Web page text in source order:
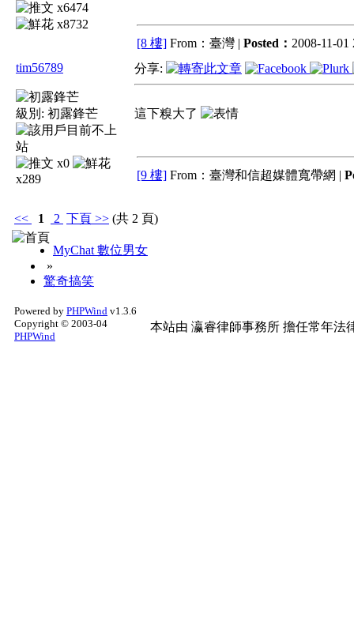
x6474
x8732
[8 樓] From：臺灣 | Posted： 2008-11-01
tim56789
級別: 初露鋒芒
x0
x289
分享:
這下糗大了
[9 樓] From：臺灣和信超媒體寬帶網 |
<< 1 2 下頁 >> (共 2 頁)
MyChat 數位男女
»
驚奇搞笑
Powered by PHPWind v1.3.6
Copyright © 2003-04
PHPWind
本站由 瀛睿律師事務所 擔任常年法